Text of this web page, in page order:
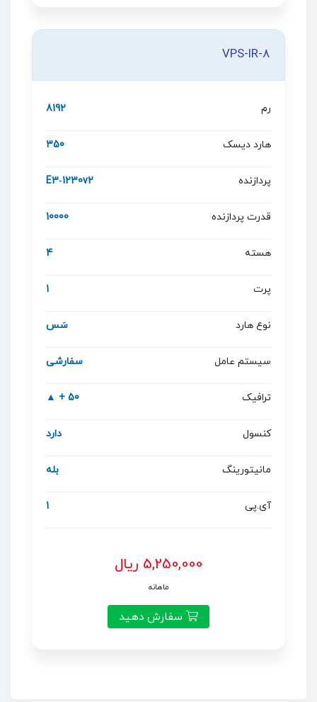
VPS-IR-8
8192 رم
350 هارد دیسک
E3‐1230v2 پردازنده
10000 قدرت پردازنده
4 هسته
1 پرت
سَس نوع هارد
سفارشی سیستم عامل
50 + ▲ ترافیک
دارد کنسول
بله مانیتورینگ
1 آی.پی
5,250,000 ریال
ماهانه
سفارش دهید